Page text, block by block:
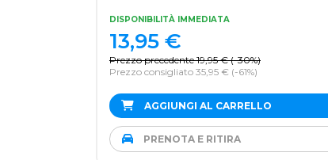
DISPONIBILITÀ IMMEDIATA
Prezzo precedente 19,95 € (-30%)
Prezzo consigliato 35,95 € (-61%)
13,95 €
AGGIUNGI AL CARRELLO
PRENOTA E RITIRA